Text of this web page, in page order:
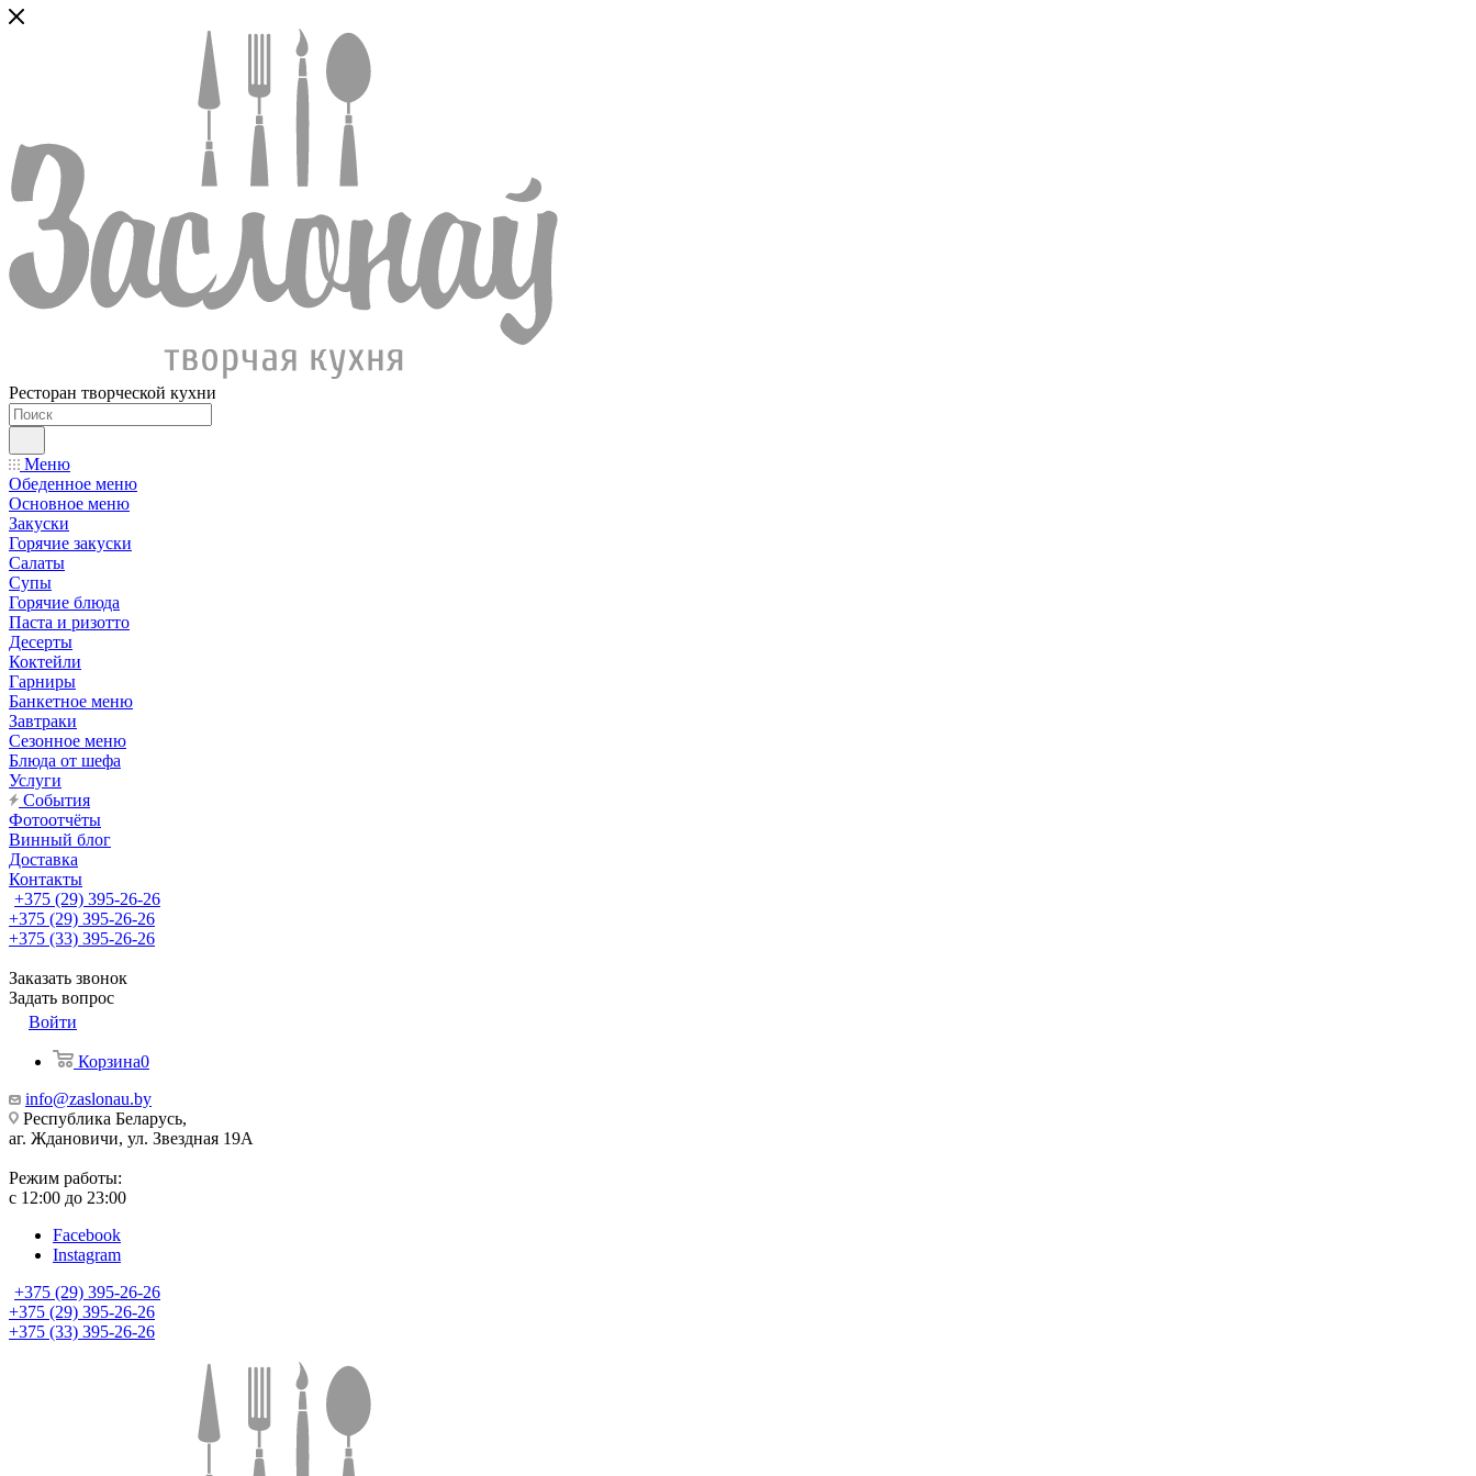
Ресторан творческой кухни
Меню
Обеденное меню
Основное меню
Закуски
Горячие закуски
Салаты
Супы
Горячие блюда
Паста и ризотто
Десерты
Коктейли
Гарниры
Банкетное меню
Завтраки
Сезонное меню
Блюда от шефа
Услуги
События
Фотоотчёты
Винный блог
Доставка
Контакты
+375 (29) 395-26-26
+375 (29) 395-26-26
+375 (33) 395-26-26
Заказать звонок
Задать вопрос
Войти
Корзина0
info@zaslonau.by
Республика Беларусь,
аг. Ждановичи, ул. Звездная 19А
Режим работы:
с 12:00 до 23:00
Facebook
Instagram
+375 (29) 395-26-26
+375 (29) 395-26-26
+375 (33) 395-26-26